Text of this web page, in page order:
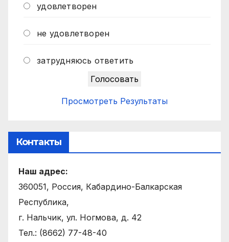
удовлетворен
не удовлетворен
затрудняюсь ответить
Просмотреть Результаты
Контакты
Наш адрес:
360051, Россия, Кабардино-Балкарская
Республика,
г. Нальчик, ул. Ногмова, д. 42
Тел.: (8662) 77-48-40